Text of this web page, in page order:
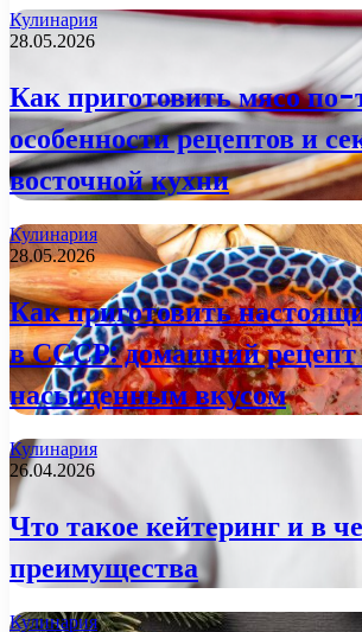
Кулинария
28.05.2026
Как приготовить мясо по-
особенности рецептов и
восточной кухни
Кулинария
28.05.2026
Как приготовить
в СССР: домашний рецепт
насыщенным вкусом
Кулинария
26.04.2026
Что такое кейтеринг и в
преимущества
Кулинария